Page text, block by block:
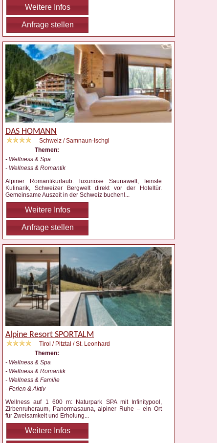
Weitere Infos
Anfrage stellen
DAS HOMANN
Schweiz / Samnaun-Ischgl
Themen:
- Wellness & Spa
- Wellness & Romantik
Alpiner Romantikurlaub: luxuriöse Saunawelt, feinste
Kulinarik, Schweizer Bergwelt direkt vor der Hoteltür.
Gemeinsame Auszeit in der Schweiz buchen!...
Weitere Infos
Anfrage stellen
Alpine Resort SPORTALM
Tirol / Pitztal / St. Leonhard
Themen:
- Wellness & Spa
- Wellness & Romantik
- Wellness & Familie
- Ferien & Aktiv
Wellness auf 1 600 m: Naturpark SPA mit Infinitypool,
Zirbenruheraum, Panormasauna, alpiner Ruhe – ein Ort
für Zweisamkeit und Erholung...
Weitere Infos